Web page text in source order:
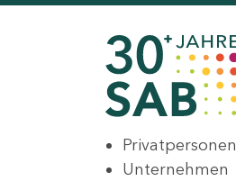
Privatpersonen
Unternehmen